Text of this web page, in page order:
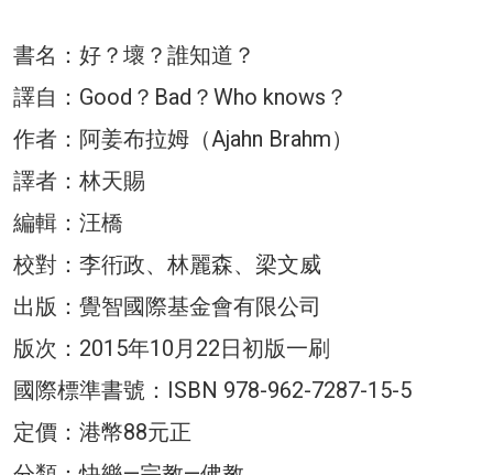
書名：好？壞？誰知道？
譯自：Good？Bad？Who knows？
作者：阿姜布拉姆（Ajahn Brahm）
譯者：林天賜
編輯：汪橋
校對：李衎政、林麗森、梁文威
出版：覺智國際基金會有限公司
版次：2015年10月22日初版一刷
國際標準書號：ISBN 978-962-7287-15-5
定價：港幣88元正